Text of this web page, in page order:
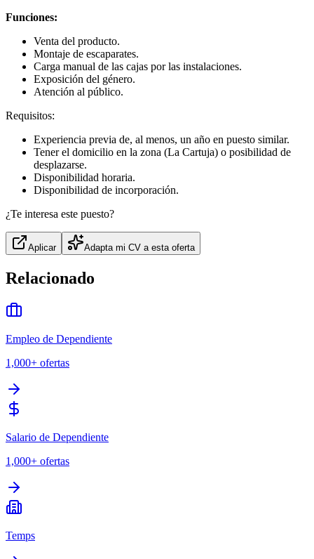
Funciones:
Venta del producto.
Montaje de escaparates.
Carga manual de las cajas por las instalaciones.
Exposición del género.
Atención al público.
Requisitos:
Experiencia previa de, al menos, un año en puesto similar.
Tener el domicilio en la zona (La Cartuja) o posibilidad de
desplazarse.
Disponibilidad horaria.
Disponibilidad de incorporación.
¿Te interesa este puesto?
Aplicar Adapta mi CV a esta oferta
Relacionado
Empleo de Dependiente
1,000+ ofertas
Salario de Dependiente
1,000+ ofertas
Temps